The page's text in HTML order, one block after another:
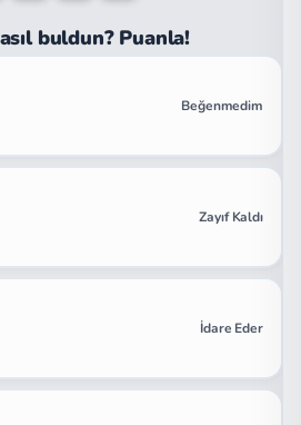
buldun? Puanla!
Beğenmedim
Zayıf Kaldı
İdare Eder